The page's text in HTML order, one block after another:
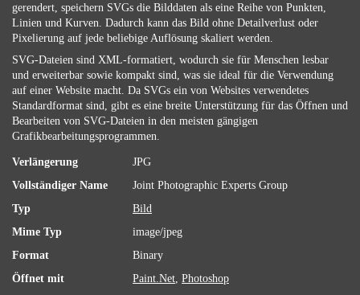
gerendert, speichern SVGs die Bilddaten als eine Reihe von Punkten,
Linien und Kurven. Dadurch kann das Bild ohne Detailverlust oder
Pixelierung auf jede beliebige Auflösung skaliert werden.
SVG-Dateien sind XML-formatiert, wodurch sie für Menschen lesbar
und erweiterbar sowie kompakt sind, was sie ideal für die Verwendung
auf einer Website macht. Da SVGs ein von Websites verwendetes
Standardformat sind, gibt es eine breite Unterstützung für das Öffnen und
Bearbeiten von SVG-Dateien in den meisten gängigen
Grafikbearbeitungsprogrammen.
Verlängerung
JPG
Vollständiger Name
Joint Photographic Experts Group
Typ
Bild
Mime Typ
image/jpeg
Format
Binary
Öffnet mit
Paint.Net, Photoshop